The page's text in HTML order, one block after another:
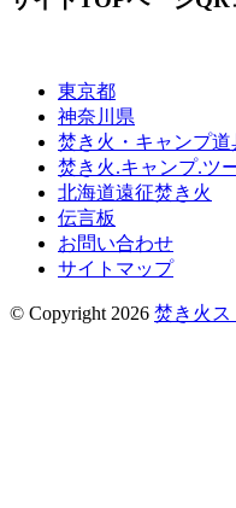
東京都
神奈川県
焚き火・キャンプ道
焚き火.キャンプ.ツ
北海道遠征焚き火
伝言板
お問い合わせ
サイトマップ
© Copyright 2026 焚き火ス